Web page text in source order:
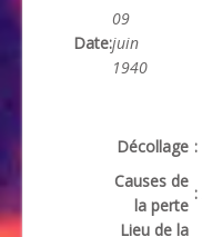
Date:
09
juin
1940
Décollage :
Causes de
la perte
:
Lieu de la